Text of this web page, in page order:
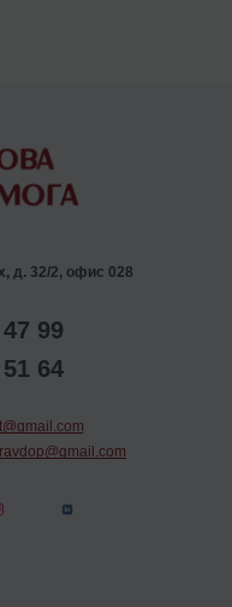
д. 32/2, офис 028
99
64